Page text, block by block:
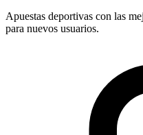
Apuestas deportivas con las
para nuevos usuarios.